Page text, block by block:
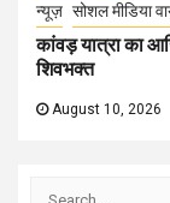
न्यूज़ सोशल मीडिया
कांवड़ यात्रा का
शिवभक्त
August 10, 2026
Search